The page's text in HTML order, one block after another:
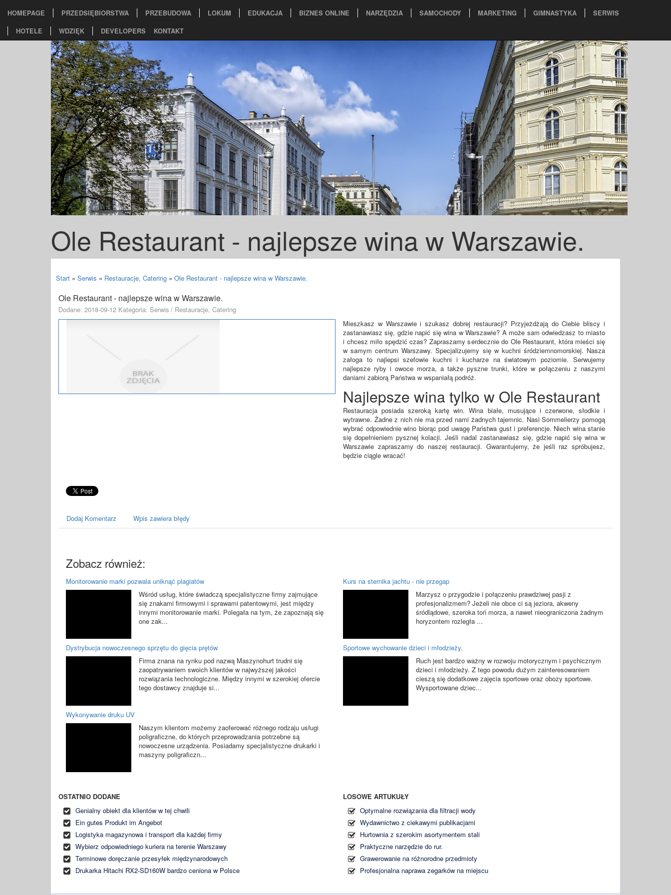
HOMEPAGE PRZEDSIĘBIORSTWA PRZEBUDOWA LOKUM EDUKACJA BIZNES ONLINE NARZĘDZIA SAMOCHODY MARKETING GIMNASTYKA
SERWIS
HOTELE
WDZIĘK DEVELOPERS KONTAKT
Ole Restaurant - najlepsze wina w Warszawie.
Start » Serwis » Restauracje, Catering » Ole Restaurant - najlepsze wina w Warszawie.
Ole Restaurant - najlepsze wina w Warszawie.
Dodane: 2018-09-12 Kategoria: Serwis / Restauracje, Catering
Mieszkasz w Warszawie i szukasz dobrej restauracji? Przyjeżdżają do Ciebie bliscy i
zastanawiasz się, gdzie napić się wina w Warszawie? A może sam odwiedzasz to miasto
i chcesz miło spędzić czas? Zapraszamy serdecznie do Ole Restaurant, która mieści się
w samym centrum Warszawy. Specjalizujemy się w kuchni śródziemnomorskiej. Nasza
załoga to najlepsi szefowie kuchni i kucharze na światowym poziomie. Serwujemy
najlepsze ryby i owoce morza, a także pyszne trunki, które w połączeniu z naszymi
daniami zabiorą Państwa w wspaniałą podróż.
Najlepsze wina tylko w Ole Restaurant
Restauracja posiada szeroką kartę win. Wina białe, musujące i czerwone, słodkie i
wytrawne. Żadne z nich nie ma przed nami żadnych tajemnic. Nasi Sommelierzy pomogą
wybrać odpowiednie wino biorąc pod uwagę Państwa gust i preferencje. Niech wina stanie
się dopełnieniem pysznej kolacji. Jeśli nadal zastanawiasz się, gdzie napić się wina w
Warszawie zapraszamy do naszej restauracji. Gwarantujemy, że jeśli raz spróbujesz,
będzie ciągle wracać!
Dodaj Komentarz Wpis zawiera błędy
Zobacz również:
Monitorowanie marki pozwala uniknąć plagiatów
Wśród usług, które świadczą specjalistyczne firmy zajmujące
się znakami firmowymi i sprawami patentowymi, jest między
innymi monitorowanie marki. Polegała na tym, że zapoznają się
one zak...
Kurs na sternika jachtu - nie przegap
Marzysz o przygodzie i połączeniu prawdziwej pasji z
profesjonalizmem? Jeżeli nie obce ci są jeziora, akweny
śródlądowe, szeroka toń morza, a nawet nieograniczona żadnym
horyzontem rozległa ...
Dystrybucja nowoczesnego sprzętu do gięcia prętów
Firma znana na rynku pod nazwą Maszynohurt trudni się
zaopatrywaniem swoich klientów w najwyższej jakości
rozwiązania technologiczne. Między innymi w szerokiej ofercie
tego dostawcy znajduje si...
Sportowe wychowanie dzieci i młodzieży.
Ruch jest bardzo ważny w rozwoju motorycznym i psychicznym
dzieci i młodzieży. Z tego powodu dużym zainteresowaniem
cieszą się dodatkowe zajęcia sportowe oraz obozy sportowe.
Wysportowane dziec...
Wykonywanie druku UV
Naszym klientom możemy zaoferować różnego rodzaju usługi
poligraficzne, do których przeprowadzania potrzebne są
nowoczesne urządzenia. Posiadamy specjalistyczne drukarki i
maszyny poligraficzn...
OSTATNIO DODANE
Genialny obiekt dla klientów w tej chwili
Ein gutes Produkt im Angebot
Logistyka magazynowa i transport dla każdej firmy
Wybierz odpowiedniego kuriera na terenie Warszawy
Terminowe doręczanie przesyłek międzynarodowych
Drukarka Hitachi RX2-SD160W bardzo ceniona w Polsce
LOSOWE ARTUKUŁY
Optymalne rozwiązania dla filtracji wody
Wydawnictwo z ciekawymi publikacjami
Hurtownia z szerokim asortymentem stali
Praktyczne narzędzie do rur.
Grawerowanie na różnorodne przedmioty
Profesjonalna naprawa zegarków na miejscu